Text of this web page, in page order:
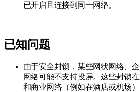
已开启且连接到同一网络。
已知问题
由于安全封锁，某些网状网络、
网络可能不支持投屏。这些封锁
和商业网络（例如在酒店或机场